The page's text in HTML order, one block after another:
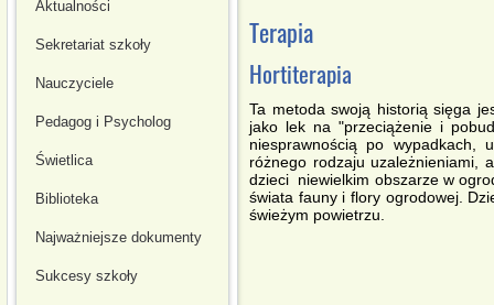
Aktualności
Sekretariat szkoły
Nauczyciele
Pedagog i Psycholog
Świetlica
Biblioteka
Najważniejsze dokumenty
Sukcesy szkoły
Terapia
Hortiterapia
Ta metoda swoją historią sięga
jako lek na "przeciążenie i
niesprawnością po wypadkach,
różnego rodzaju uzależnieniami,
dzieci niewielkim obszarze w
świata fauny i flory ogrodowej.
świeżym powietrzu.